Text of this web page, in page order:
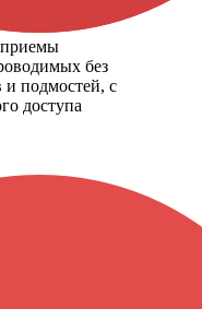
приемы
без
подмостей, с
доступа